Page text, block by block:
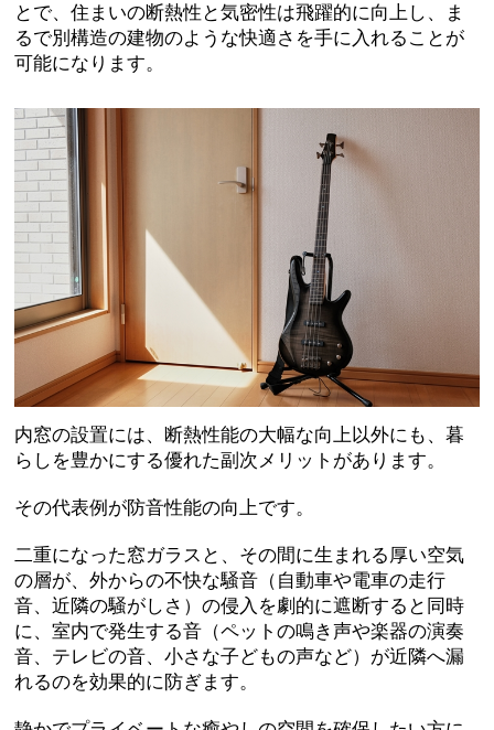
とで、住まいの断熱性と気密性は飛躍的に向上し、ま
るで別構造の建物のような快適さを手に入れることが
可能になります。
内窓の設置には、断熱性能の大幅な向上以外にも、暮
らしを豊かにする優れた副次メリットがあります。
その代表例が防音性能の向上です。
二重になった窓ガラスと、その間に生まれる厚い空気
の層が、外からの不快な騒音（自動車や電車の走行
音、近隣の騒がしさ）の侵入を劇的に遮断する と同時
に、室内で発生する音（ペットの鳴き声や楽器の演奏
音、テレビの音、小さな子どもの声など）が近隣へ漏
れるのを効果的に防ぎます。